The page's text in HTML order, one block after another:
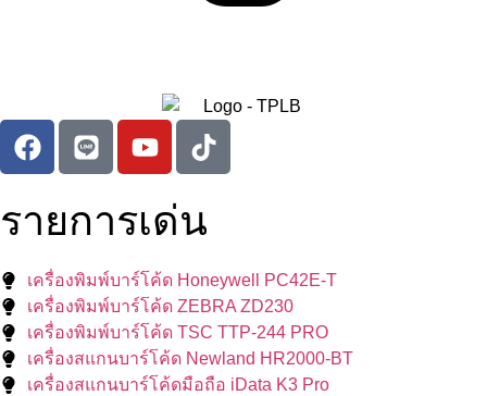
รายการเด่น
เครื่องพิมพ์บาร์โค้ด Honeywell PC42E-T
เครื่องพิมพ์บาร์โค้ด ZEBRA ZD230
เครื่องพิมพ์บาร์โค้ด TSC TTP-244 PRO
เครื่องสแกนบาร์โค้ด Newland HR2000-BT
เครื่องสแกนบาร์โค้ดมือถือ iData K3 Pro